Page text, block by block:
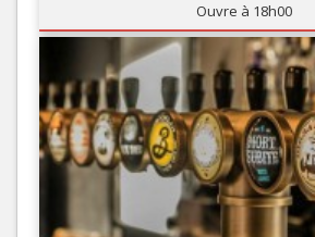
Ouvre à 18h00